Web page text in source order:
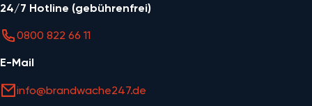
24/7 Hotline (gebührenfrei)
0800 822 66 11
E-Mail
info@brandwache247.de